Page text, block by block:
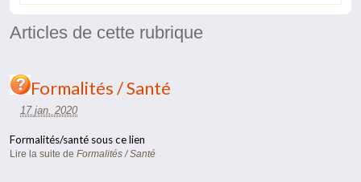
Articles de cette rubrique
Formalités / Santé
17 jan. 2020
Formalités/santé sous ce lien
Lire la suite deFormalités / Santé